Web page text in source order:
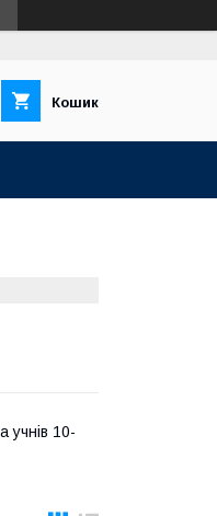
Кошик
учнів 10-